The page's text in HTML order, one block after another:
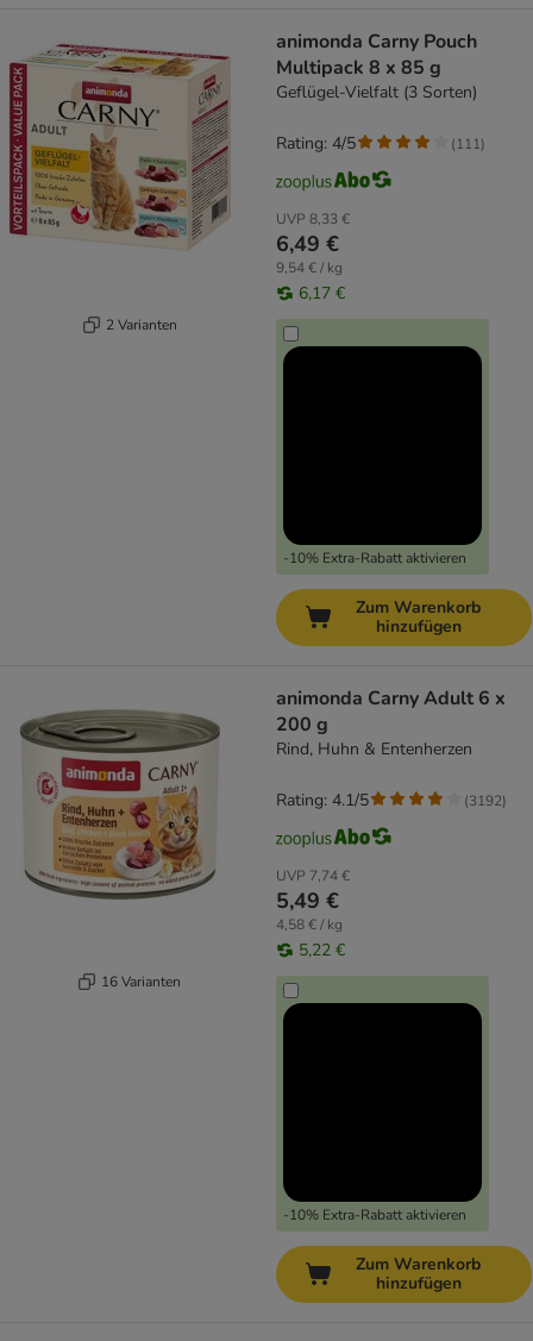
2 Varianten
animonda Carny Pouch
Multipack 8 x 85 g
Geflügel-Vielfalt (3 Sorten)
UVP 8,33 €
6,49 €
9,54 € / kg
6,17 €
-10% Extra-Rabatt aktivieren
Rating: 4/5 (111)
Zum Warenkorb
hinzufügen
16 Varianten
animonda Carny Adult 6 x
200 g
Rind, Huhn & Entenherzen
UVP 7,74 €
5,49 €
4,58 € / kg
5,22 €
-10% Extra-Rabatt aktivieren
Rating: 4.1/5 (3192)
Zum Warenkorb
hinzufügen